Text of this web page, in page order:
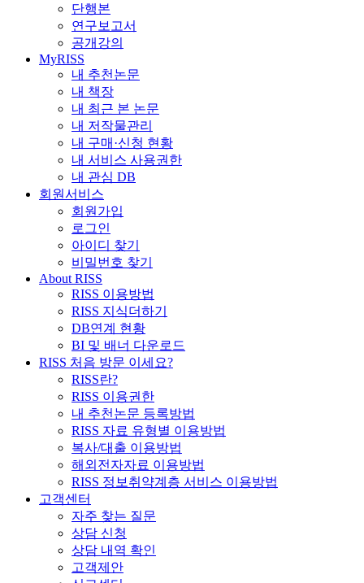
단행본
연구보고서
공개강의
MyRISS
내 추천논문
내 책장
내 최근 본 논문
내 저작물관리
내 구매·신청 현황
내 서비스 사용권한
내 관심 DB
회원서비스
회원가입
로그인
아이디 찾기
비밀번호 찾기
About RISS
RISS 이용방법
RISS 지식더하기
DB연계 현황
BI 및 배너 다운로드
RISS 처음 방문 이세요?
RISS란?
RISS 이용권한
내 추천논문 등록방법
RISS 자료 유형별 이용방법
복사/대출 이용방법
해외전자자료 이용방법
RISS 정보취약계층 서비스 이용방법
고객센터
자주 찾는 질문
상담 신청
상담 내역 확인
고객제안